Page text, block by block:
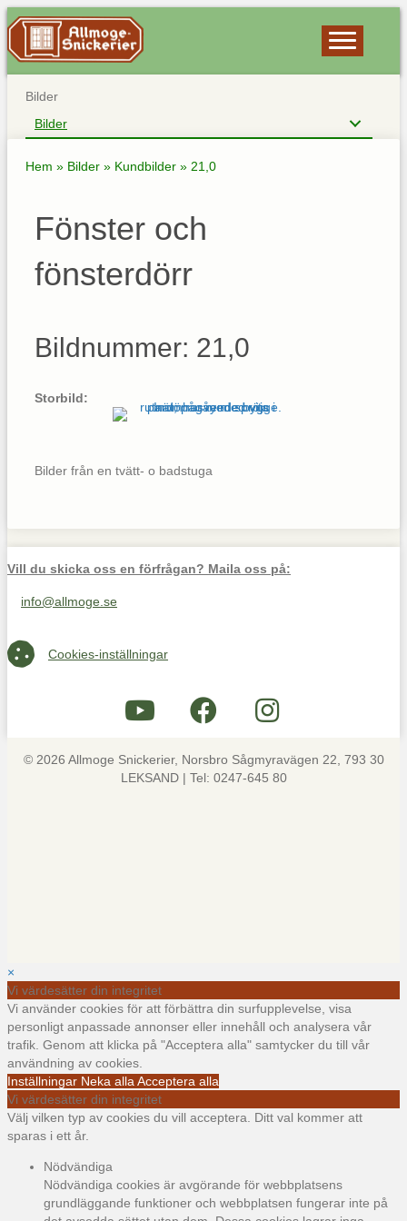
Bilder
Bilder
Hem » Bilder » Kundbilder » 21,0
Fönster och
fönsterdörr
Bildnummer: 21,0
Storbild:
Bilder från en tvätt- o badstuga
Vill du skicka oss en förfrågan? Maila oss på:
Maila oss på info@allmoge.se
info@allmoge.se
Cookies-inställningar
Cookies-inställningar
© 2026 Allmoge Snickerier, Norsbro Sågmyravägen 22, 793 30
LEKSAND | Tel: 0247-645 80
×
Vi värdesätter din integritet
Vi använder cookies för att förbättra din surfupplevelse, visa
personligt anpassade annonser eller innehåll och analysera vår
trafik. Genom att klicka på "Acceptera alla" samtycker du till vår
användning av cookies.
Inställningar Neka alla Acceptera alla
Vi värdesätter din integritet
Välj vilken typ av cookies du vill acceptera. Ditt val kommer att
sparas i ett år.
Nödvändiga
Nödvändiga cookies är avgörande för webbplatsens
grundläggande funktioner och webbplatsen fungerar inte på